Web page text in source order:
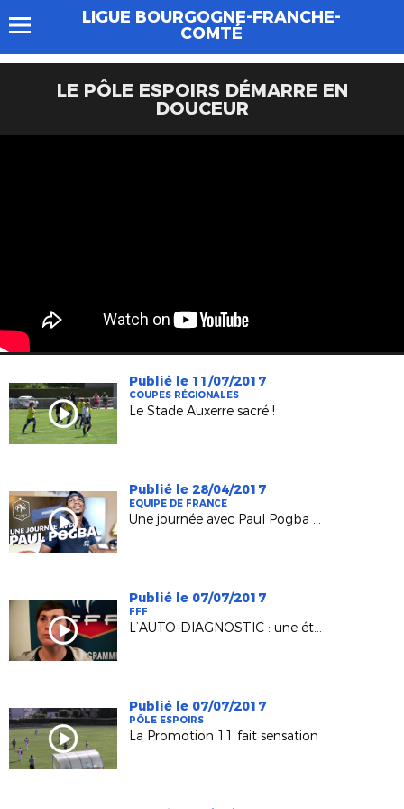
LIGUE BOURGOGNE-FRANCHE-
COMTÉ
LE PÔLE ESPOIRS DÉMARRE EN
DOUCEUR
Publié le 11/07/2017
COUPES RÉGIONALES
Le Stade Auxerre sacré !
Publié le 28/04/2017
EQUIPE DE FRANCE
Une journée avec Paul Pogba pendant l'Euro 2016
Publié le 07/07/2017
FFF
L’AUTO-DIAGNOSTIC : une étape vers la labélisation
Publié le 07/07/2017
PÔLE ESPOIRS
La Promotion 11 fait sensation